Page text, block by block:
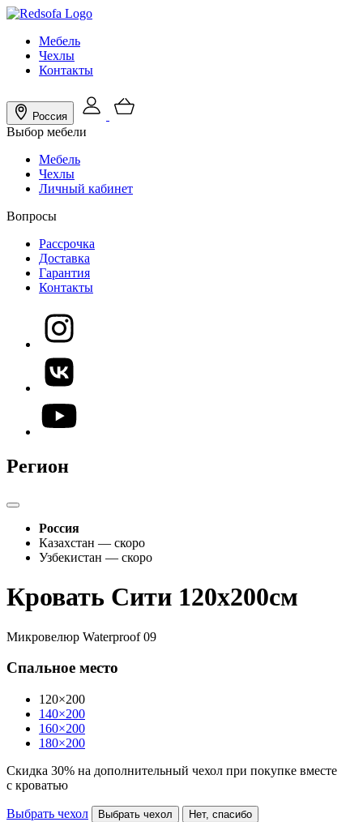
Мебель
Чехлы
Контакты
Россия
Выбор мебели
Мебель
Чехлы
Личный кабинет
Вопросы
Рассрочка
Доставка
Гарантия
Контакты
Регион
Россия
Казахстан — скоро
Узбекистан — скоро
Кровать Сити 120х200см
Микровелюр Waterproof 09
Спальное место
120×200
140×200
160×200
180×200
Скидка 30% на дополнительный чехол при покупке вместе
с кроватью
Выбрать чехол Выбрать чехол Нет, спасибо